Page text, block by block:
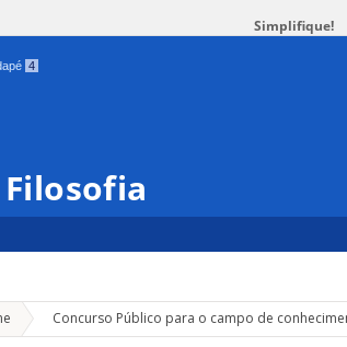
Simplifique!
4
» Concurso Público para o campo de conhecimento